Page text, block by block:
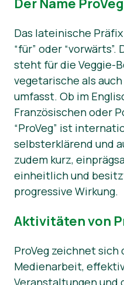
Das lateinische Präfix
“für” oder
steht für die Veggie-
vegetarische als
umfasst. Ob im
Französischen oder
“ProVeg” ist
selbsterklärend und
zudem kurz,
einheitlich und
progressive Wirkung.
Aktivitäten von
ProVeg zeichnet sich
Medienarbeit,
Veranstaltungen